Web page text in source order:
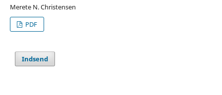
Merete N. Christensen
PDF
Indsend